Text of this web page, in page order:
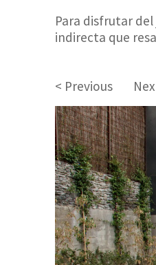
Para disfrutar
indirecta que
< Previous